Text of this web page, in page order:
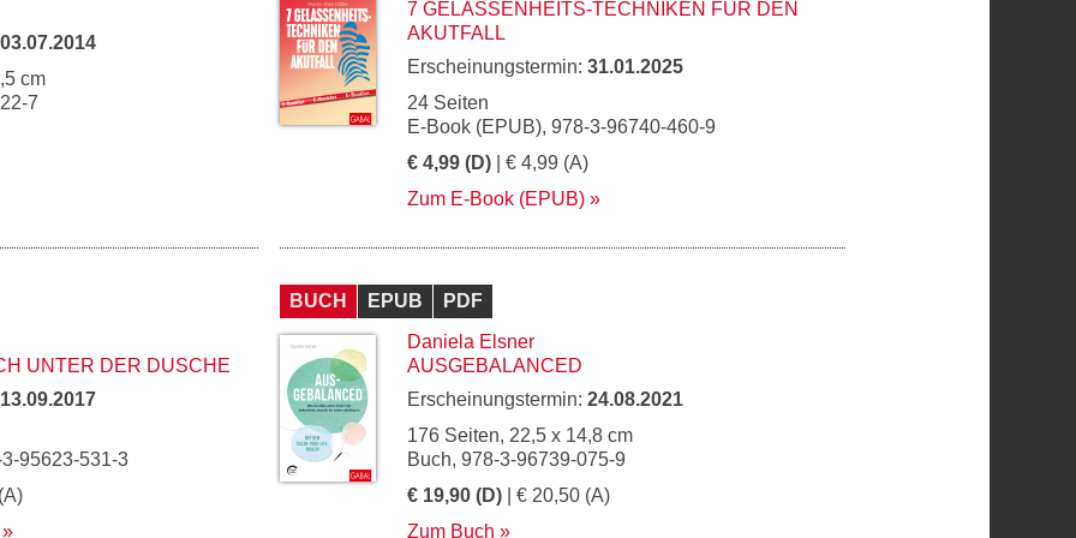
03.07.2014
cm
7
7 GELASSENHEITS-TECHNIKEN FÜR DEN
AKUTFALL
Erscheinungstermin: 31.01.2025
24 Seiten
E-Book (EPUB), 978-3-96740-460-9
€ 4,99 (D) | € 4,99 (A)
Zum E-Book (EPUB)
UNTER DER DUSCHE
13.09.2017
95623-531-3
BUCH EPUB
PDF
Daniela Elsner
AUSGEBALANCED
Erscheinungstermin: 24.08.2021
176 Seiten, 22,5 x 14,8 cm
Buch, 978-3-96739-075-9
€ 19,90 (D) | € 20,50 (A)
Zum Buch